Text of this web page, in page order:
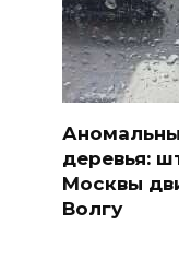
деревья:
Москвы
Волгу